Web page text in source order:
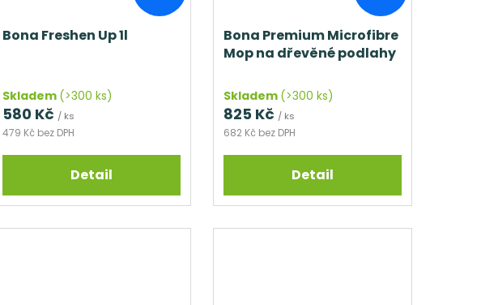
Bona Freshen Up 1l
Skladem (>300 ks)
479 Kč bez DPH
580 Kč / ks
Detail
Bona Premium Microfibre
Mop na dřevěné podlahy
Skladem (>300 ks)
682 Kč bez DPH
825 Kč / ks
Detail